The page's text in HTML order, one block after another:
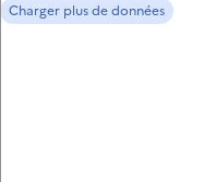
Charger plus de données